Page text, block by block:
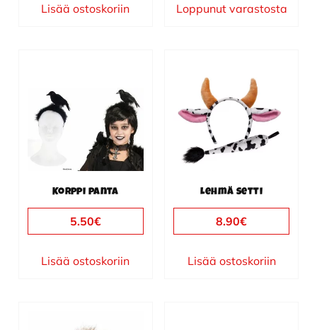
Lisää ostoskoriin Loppunut varastosta
Korppi panta
5.50€
Lisää ostoskoriin
Lehmä setti
8.90€
Lisää ostoskoriin